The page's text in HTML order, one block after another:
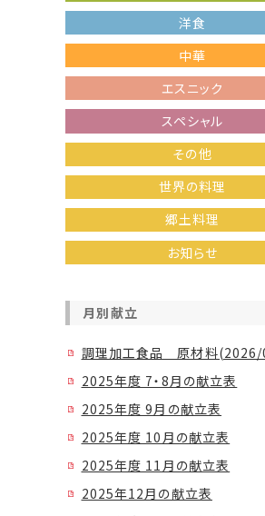
洋食
中華
エスニック
スペシャル
その他
世界の料理
郷土料理
お知らせ
月別献立
調理加工食品 原材料
2025年度 7・8月の献立表
2025年度 9月の献立表
2025年度 10月の献立表
2025年度 11月の献立表
2025年12月の献立表